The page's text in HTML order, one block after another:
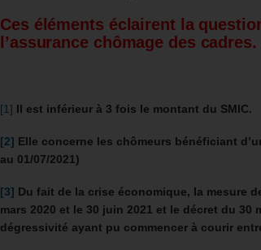
Ces éléments éclairent la
l’assurance chômage des cadres.
[1] Il est inférieur à 3 fois le montant du SMIC.
[2] Elle concerne les chômeurs bénéficiant
au 01/07/2021)
[3] Du fait de la crise économique, la mesure
mars 2020 et le 30 juin 2021 et le décret du 30
dégressivité ayant pu commencer à courir